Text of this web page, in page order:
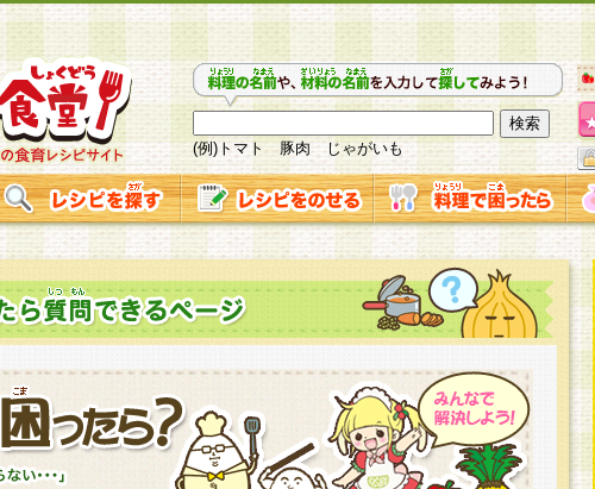
(例)トマト 豚肉 じゃがいも